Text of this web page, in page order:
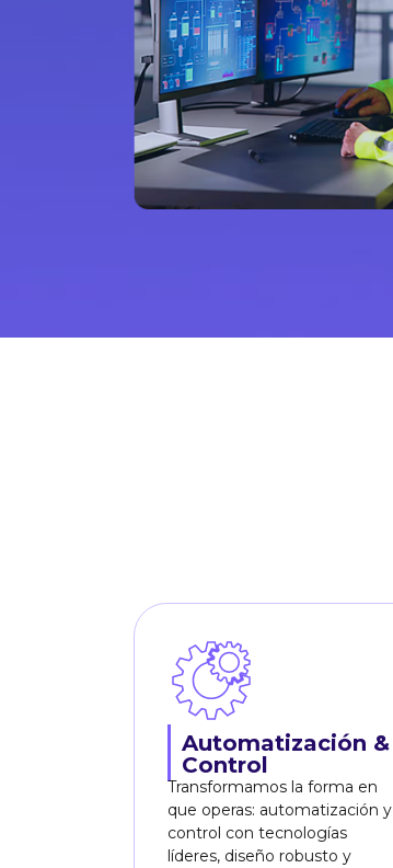
Automatización &
Control
Transformamos la forma en
que operas: automatización y
control con tecnologías
líderes, diseño robusto y